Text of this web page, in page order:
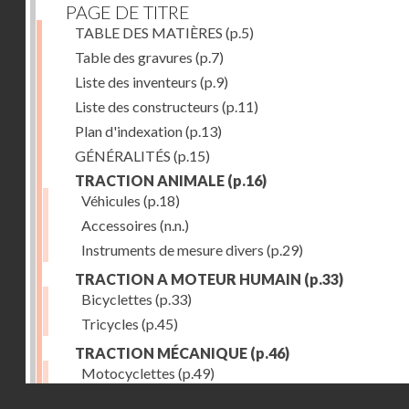
PAGE DE TITRE
TABLE DES MATIÈRES (p.5)
Table des gravures (p.7)
Liste des inventeurs (p.9)
Liste des constructeurs (p.11)
Plan d'indexation(p.13)
GÉNÉRALITÉS (p.15)
TRACTION ANIMALE (p.16)
Véhicules (p.18)
Accessoires (n.n.)
Instruments de mesure divers (p.29)
TRACTION A MOTEUR HUMAIN (p.33)
Bicyclettes (p.33)
Tricycles (p.45)
TRACTION MÉCANIQUE (p.46)
Motocyclettes (p.49)